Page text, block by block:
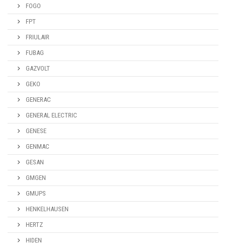
FOGO
FPT
FRIULAIR
FUBAG
GAZVOLT
GEKO
GENERAC
GENERAL ELECTRIC
GENESE
GENMAC
GESAN
GMGEN
GMUPS
HENKELHAUSEN
HERTZ
HIDEN